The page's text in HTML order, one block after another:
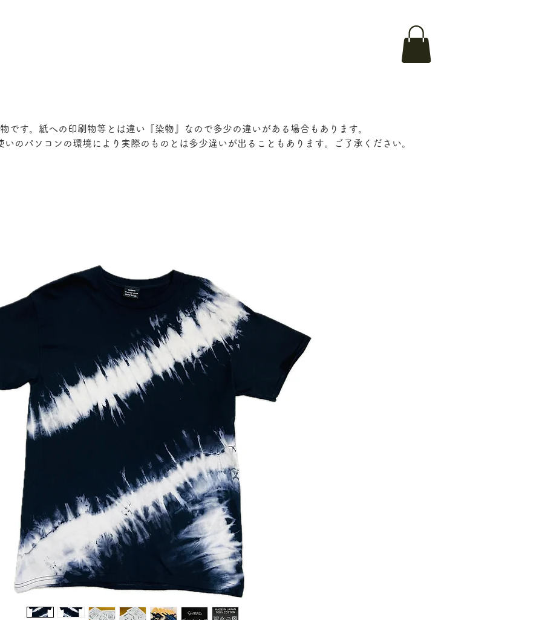
です。紙への印刷物等とは違い『染物』なので多少の違いがある場合もあります。
いのパソコンの環境により実際のものとは多少違いが出ることもあります。ご了承ください。